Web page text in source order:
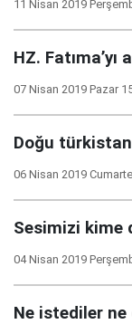
11 Nisan 2019
HZ. Fatıma’yı
07 Nisan 2019 Pazar
Doğu
06 Nisan 2019
Sesimizi kime
04 Nisan 2019
Ne istediler ne